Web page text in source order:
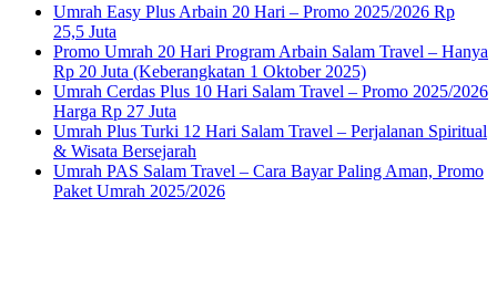
Umrah Easy Plus Arbain 20 Hari – Promo 2025/2026 Rp
25,5 Juta
Promo Umrah 20 Hari Program Arbain Salam Travel – Hanya
Rp 20 Juta (Keberangkatan 1 Oktober 2025)
Umrah Cerdas Plus 10 Hari Salam Travel – Promo 2025/2026
Harga Rp 27 Juta
Umrah Plus Turki 12 Hari Salam Travel – Perjalanan Spiritual
& Wisata Bersejarah
Umrah PAS Salam Travel – Cara Bayar Paling Aman, Promo
Paket Umrah 2025/2026